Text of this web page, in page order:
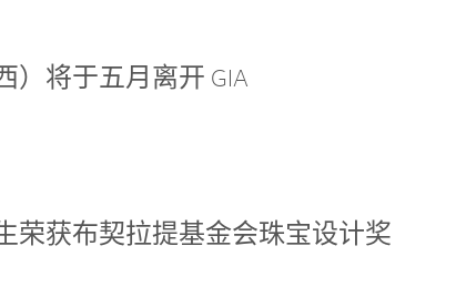
）将于五月离开 GIA
荣获布契拉提基金会珠宝设计奖